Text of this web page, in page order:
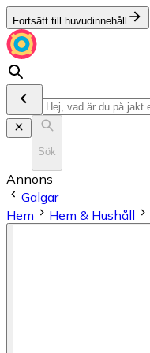
Fortsätt till huvudinnehåll
Sök
Annons
Galgar
Hem
Hem & Hushåll